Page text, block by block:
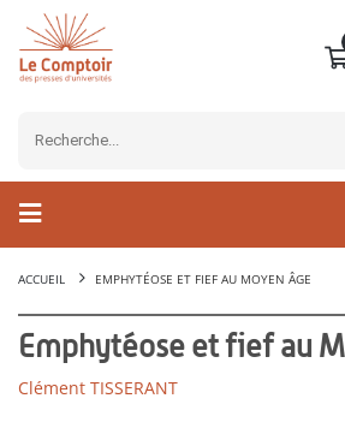
ACCUEIL EMPHYTÉOSE ET FIEF AU MOYEN ÂGE
Emphytéose et fief au
Clément TISSERANT